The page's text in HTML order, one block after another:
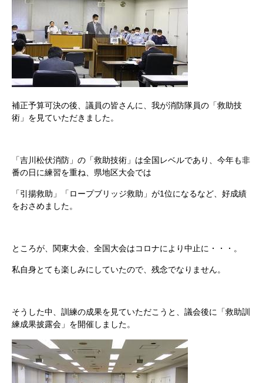
補正予算可決の後、議員の皆さんに、我が消防隊員の「救助技
術」を見ていただきました。
「吉川松伏消防」の「救助技術」は全国レベルであり、今年も非
番の日に練習を重ね、県地区大会では
「引揚救助」「ロープブリッジ救助」が1位になるなど、好成績
をおさめました。
ところが、関東大会、全国大会はコロナにより中止に・・・。
私自身とても楽しみにしていたので、残念でなりません。
そうした中、訓練の成果を見ていただこうと、議会後に「救助訓
練成果披露会」を開催しました。